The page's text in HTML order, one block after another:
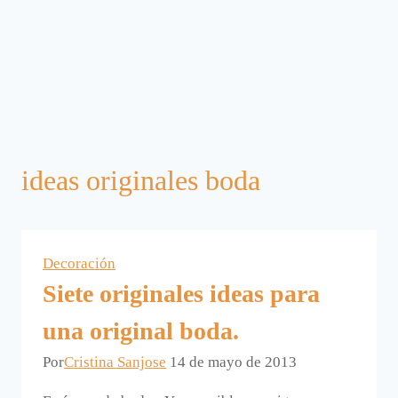
ideas originales boda
Decoración
Siete originales ideas para
una original boda.
PorCristina Sanjose 14 de mayo de 2013